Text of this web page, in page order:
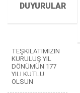
DUYURULAR
TEŞKİLATIMIZIN
KURULUŞ YIL
DÖNÜMÜN 177
YILI KUTLU
OLSUN